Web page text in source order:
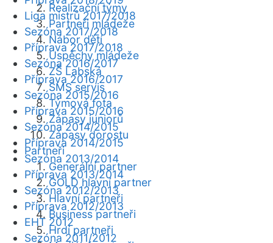
Realizační týmy
Partneři mládeže
Nábor dětí
Úspěchy mládeže
ZŠ Labská
SMS servis
Týmová fota
Zápasy juniorů
Zápasy dorostu
Partneři
Generální partner
GOLD hlavní partner
Hlavní partneři
Business partneři
Hrdí partneři
Liga mistrů 2017/2018
Sezóna 2017/2018
Příprava 2017/2018
Sezóna 2016/2017
Příprava 2016/2017
Sezóna 2015/2016
Příprava 2015/2016
Sezóna 2014/2015
Příprava 2014/2015
Sezóna 2013/2014
Příprava 2013/2014
Sezóna 2012/2013
Příprava 2012/2013
EHT 2012
Sezóna 2011/2012